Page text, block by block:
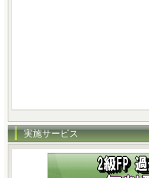
実施サービス